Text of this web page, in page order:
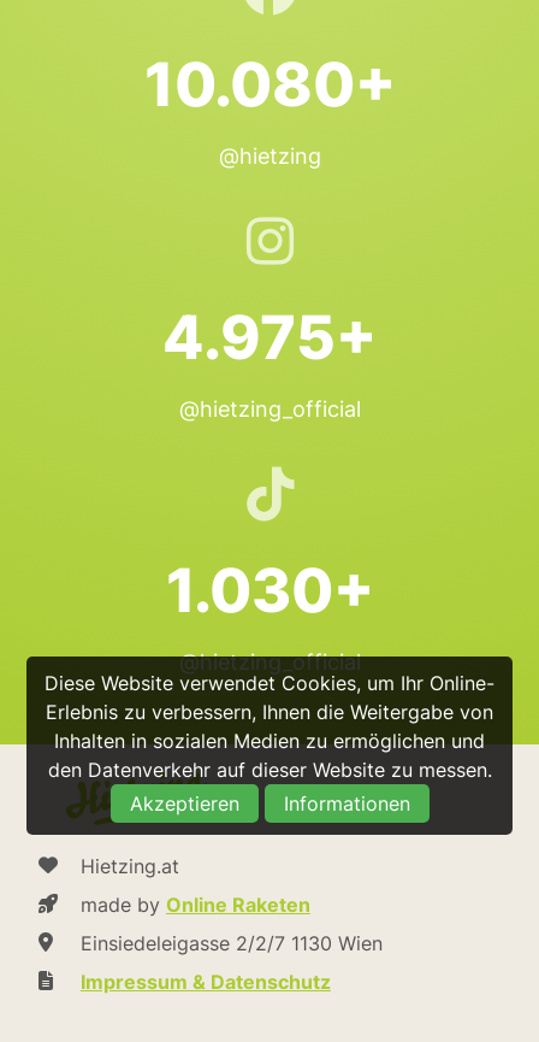
Diese Website verwendet Cookies, um Ihr Online-
Erlebnis zu verbessern, Ihnen die Weitergabe von
Inhalten in sozialen Medien zu ermöglichen und
den Datenverkehr auf dieser Website zu messen.
Akzeptieren
Informationen
10.080+
@hietzing
4.975+
@hietzing_official
1.030+
@hietzing_official
Hietzing.at
made by Online Raketen
Einsiedeleigasse 2/2/7 1130 Wien
Impressum & Datenschutz